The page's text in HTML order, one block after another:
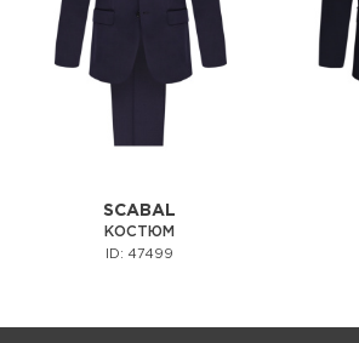
SCABAL
КОСТЮМ
ID: 47499